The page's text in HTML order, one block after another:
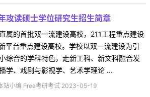
攻读硕士学位研究生招生简章
属的首批双一流建设高校，211工程重点建设
平台重点建设高校。学校以双一流建设为引
综合的学科特色，走新工科、新文科融合发
学、戏剧与影视学、艺术学理论 ...
站小编 Free考研考试 2023-05-19